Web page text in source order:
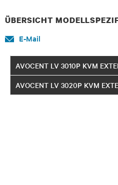
ÜBERSICHT
E-Mail
AVOCENT LV 3010P KVM
AVOCENT LV 3020P KVM